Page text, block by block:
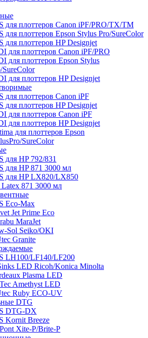
для плоттеров Canon iPF/PRO/TX/ТМ
для плоттеров Epson Stylus Pro/SureColor
для плоттеров HP Designjet
для плоттеров Canon iPF/PRO
для плоттеров Epson Stylus
SureColor
для плоттеров HP Designjet
для плоттеров Canon iPF
для плоттеров HP Designjet
для плоттеров Canon iPF
для плоттеров HP Designjet
для плоттеров Epson
SureColor
для HP 792/831
для HP 871 3000 мл
для HP LX820/LX850
Latex 871 3000 мл
Eco-Max
Jet Prime Eco
MaraJet
Sol Seiko/OKI
Granite
LH100/LF140/LF200
LED Ricoh/Konica Minolta
Plasma LED
Amethyst LED
Ruby ECO-UV
DTG
DTG-DX
Kornit Breeze
Xite-P/Brite-P